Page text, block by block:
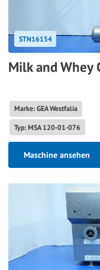
STN16154
Milk and Whey
Marke: GEA Westfalia
Typ: MSA 120-01-076
Maschine ansehen